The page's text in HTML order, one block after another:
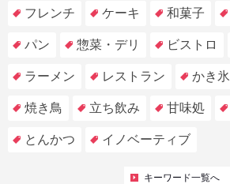
フレンチ ケーキ 和菓子
パン 惣菜・デリ ビストロ
ラーメン レストラン かき氷
焼き鳥 立ち飲み 甘味処
とんかつ イノベーティブ
キーワード一覧へ